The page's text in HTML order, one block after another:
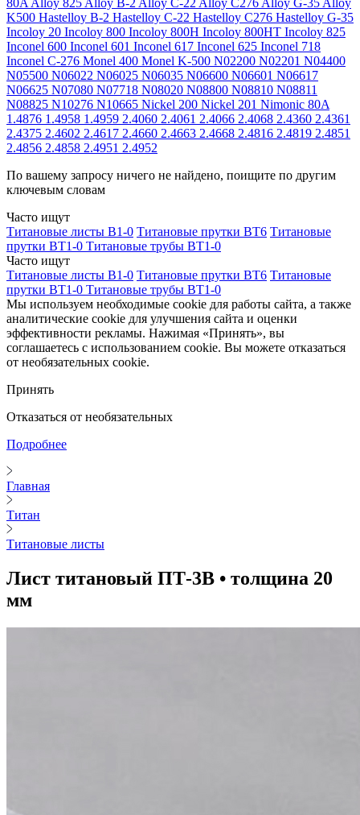
80A Alloy 825 Alloy B-2 Alloy C-22 Alloy C276 Alloy G-35 Alloy
K500 Hastelloy B-2 Hastelloy C-22 Hastelloy C276 Hastelloy G-35
Incoloy 20 Incoloy 800 Incoloy 800H Incoloy 800HT Incoloy 825
Inconel 600 Inconel 601 Inconel 617 Inconel 625 Inconel 718
Inconel C-276 Monel 400 Monel K-500 N02200 N02201 N04400
N05500 N06022 N06025 N06035 N06600 N06601 N06617
N06625 N07080 N07718 N08020 N08800 N08810 N08811
N08825 N10276 N10665 Nickel 200 Nickel 201 Nimonic 80A
1.4876 1.4958 1.4959 2.4060 2.4061 2.4066 2.4068 2.4360 2.4361
2.4375 2.4602 2.4617 2.4660 2.4663 2.4668 2.4816 2.4819 2.4851
2.4856 2.4858 2.4951 2.4952
По вашему запросу ничего не найдено, поищите по другим
ключевым словам
Часто ищут
Титановые листы В1-0 Титановые прутки ВТ6 Титановые
прутки ВТ1-0 Титановые трубы ВТ1-0
Часто ищут
Титановые листы В1-0 Титановые прутки ВТ6 Титановые
прутки ВТ1-0 Титановые трубы ВТ1-0
Мы используем необходимые cookie для работы сайта, а также
аналитические cookie для улучшения сайта и оценки
эффективности рекламы. Нажимая «Принять», вы
соглашаетесь с использованием cookie. Вы можете отказаться
от необязательных cookie.
Принять
Отказаться от необязательных
Подробнее
Главная
Титан
Титановые листы
Лист титановый ПТ-3В • толщина 20
мм